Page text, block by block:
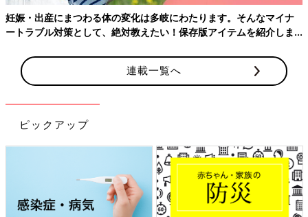
妊娠・出産にまつわる体の変化は多岐にわたります。そんなマイナ
ートラブル対策として、絶対教えたい！保存版アイテムを紹介しま
連載一覧へ
ピックアップ